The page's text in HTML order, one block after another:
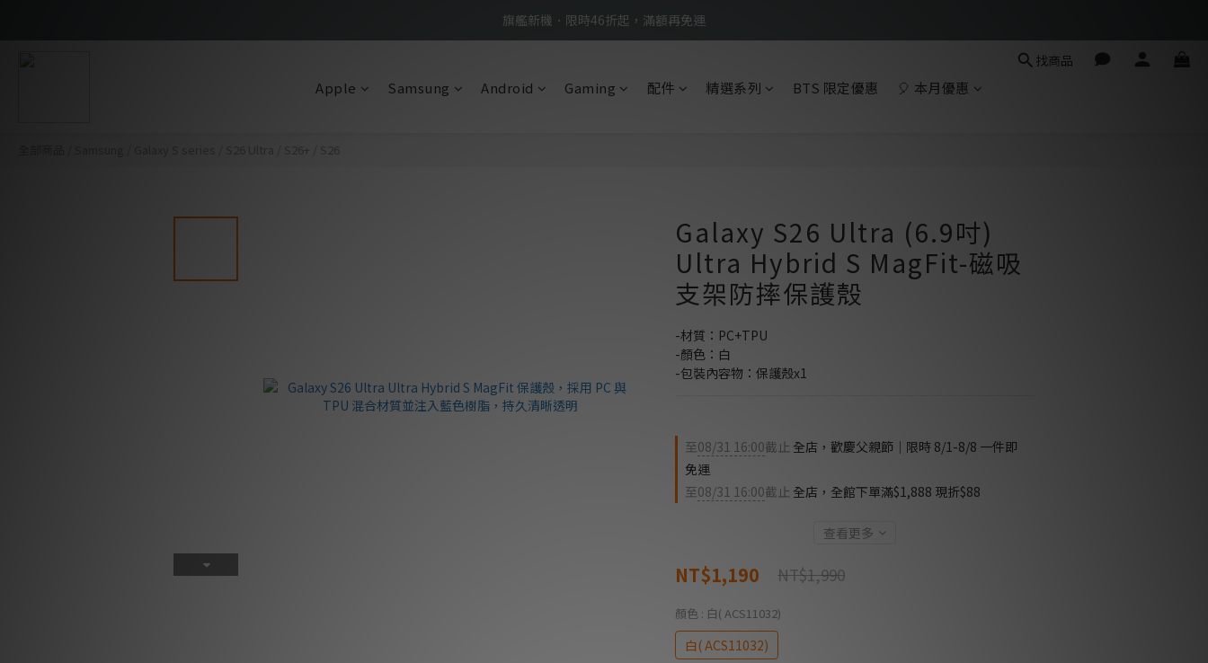
BTS限定優惠滿額現折再送好禮 → 手刀下單
旗艦新機．限時46折起，滿額再免運
找商品
Apple Samsung Android Gaming 配件 精選系列 BTS 限定優惠 🎈 本月優惠
S26 Ultra / S26+ / S26
Galaxy S26 Ultra (6.9吋)
Ultra Hybrid S MagFit-磁吸
支架防摔保護殼
-材質：PC+TPU
-顏色：白
-包裝內容物：保護殼x1
至08/31 16:00截止 全店，歡慶父親節｜限時 8/1-8/8 一件即
免運
至08/31 16:00截止 全店，全館下單滿$1,888 現折$88
查看更多
NT$1,190 NT$1,990
顏色 : 白( ACS11032)
白( ACS11032)